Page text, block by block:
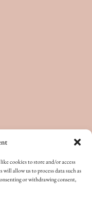
cookies to store and/or access
allow us to process data such as
or withdrawing consent,